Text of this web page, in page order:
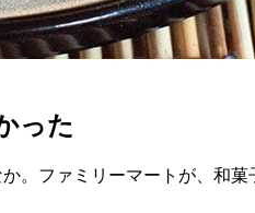
った
ファミリーマートが、和